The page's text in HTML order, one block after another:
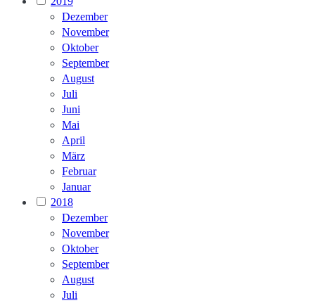
Dezember
November
Oktober
September
August
Juli
Juni
Mai
April
März
Februar
Januar
2018
Dezember
November
Oktober
September
August
Juli